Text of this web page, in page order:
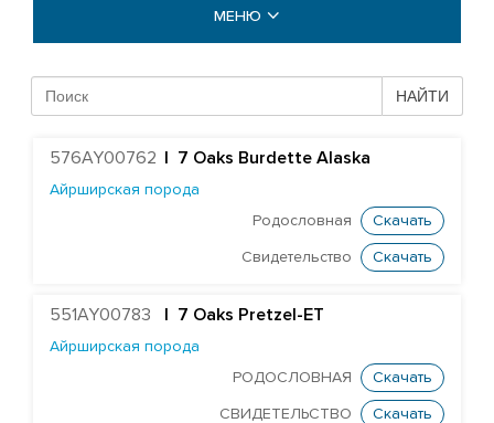
МЕНЮ
Айрширская порода
Британская голубая порода
Голштинская красно-пестрая порода
Голштинская черно-пестрая порода
Монбельярдская порода
НАЙТИ
576AY00762 7 Oaks Burdette Alaska
Айрширская порода
Родословная
Скачать
Свидетельство Скачать
551AY00783 | 7 Oaks Pretzel-ET
Айрширская порода
РОДОСЛОВНАЯ
Скачать
СВИДЕТЕЛЬСТВО Скачать